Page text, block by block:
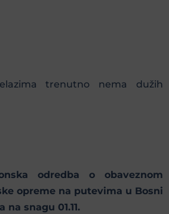
trenutno nema dužih
odredba o obaveznom
opreme na putevima u Bosni
snagu 01.11.